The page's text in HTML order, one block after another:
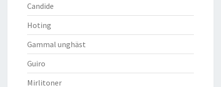
Candide
Hoting
Gammal unghäst
Guiro
Mirlitoner